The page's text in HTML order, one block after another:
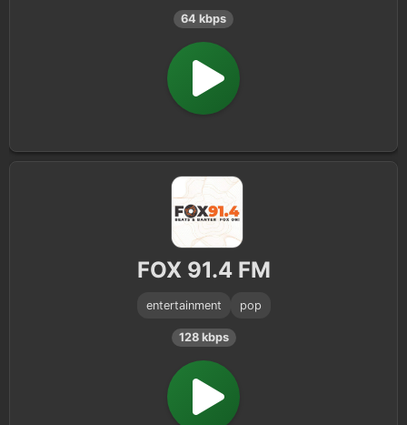
64 kbps
FOX 91.4 FM
entertainment pop
128 kbps